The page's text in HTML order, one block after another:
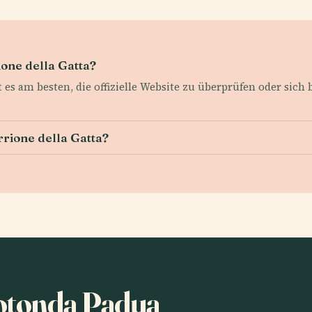
della Gatta?
am besten, die offizielle Website zu überprüfen oder
della Gatta?
Padua